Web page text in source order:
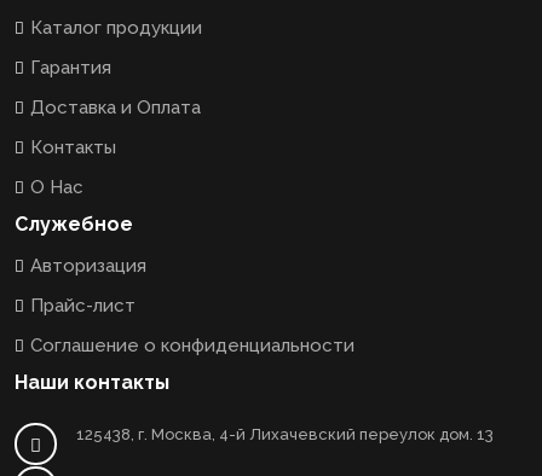
Каталог продукции
Гарантия
Доставка и Оплата
Контакты
О Нас
Служебное
Авторизация
Прайс-лист
Соглашение о конфиденциальности
Наши контакты
125438, г. Москва, 4-й Лихачевский переулок дом. 13